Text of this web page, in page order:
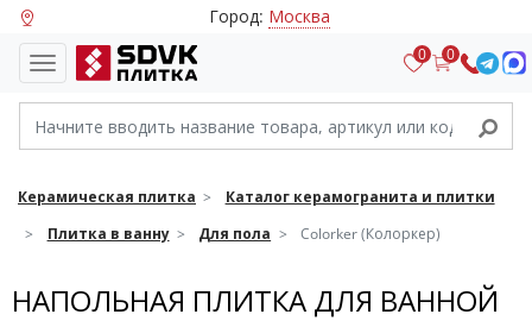
Город: Москва
0 0
Керамическая плитка
Каталог керамогранита и плитки
Плитка в ванну
Для пола Colorker (Колоркер)
НАПОЛЬНАЯ ПЛИТКА ДЛЯ ВАННОЙ